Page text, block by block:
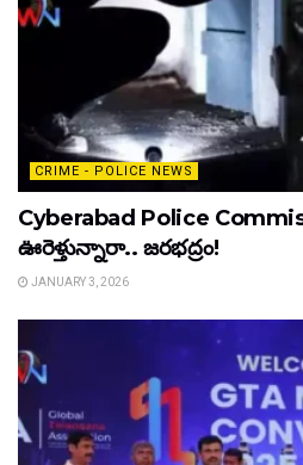
CRIME - POLICE NEWS
Cyberabad Police
ఊరెళ్తున్నారా.. జరభద్రం!
JANUARY 3, 2026